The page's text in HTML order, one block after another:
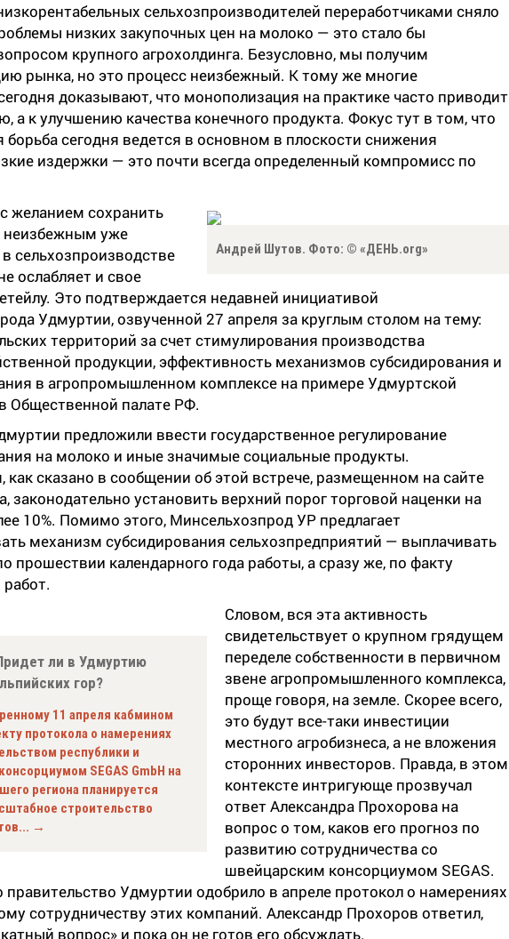
сельхозпроизводителей переработчиками сняло
низких закупочных цен на молоко — это стало бы
крупного агрохолдинга. Безусловно, мы получим
рынка, но это процесс неизбежный. К тому же многие
доказывают, что монополизация на практике часто приводит
а к улучшению качества конечного продукта. Фокус тут в том, что
борьба сегодня ведется в основном в плоскости снижения
издержки — это почти всегда определенный компромисс по
Андрей Шутов. Фото: © «ДЕНЬ.org»
желанием сохранить
неизбежным уже
сельхозпроизводстве
ослабляет и свое
Это подтверждается недавней инициативой
Удмуртии, озвученной 27 апреля за круглым столом на тему:
территорий за счет стимулирования производства
продукции, эффективность механизмов субсидирования и
в агропромышленном комплексе на примере Удмуртской
Общественной палате РФ.
предложили ввести государственное регулирование
на молоко и иные значимые социальные продукты.
как сказано в сообщении об этой встрече, размещенном на сайте
законодательно установить верхний порог торговой наценки на
10%. Помимо этого, Минсельхозпрод УР предлагает
механизм субсидирования сельхозпредприятий — выплачивать
прошествии календарного года работы, а сразу же, по факту
ли в Удмуртию
гор?
11 апреля кабмином
протокола о намерениях
республики и
SEGAS GmbH на
региона планируется
строительство
→
Словом, вся эта активность
свидетельствует о крупном грядущем
переделе собственности в первичном
звене агропромышленного комплекса,
проще говоря, на земле. Скорее всего,
это будут все-таки инвестиции
местного агробизнеса, а не вложения
сторонних инвесторов. Правда, в этом
контексте интригующе прозвучал
ответ Александра Прохорова на
вопрос о том, каков его прогноз по
развитию сотрудничества со
швейцарским консорциумом SEGAS.
Удмуртии одобрило в апреле протокол о намерениях
сотрудничеству этих компаний. Александр Прохоров ответил,
вопрос» и пока он не готов его обсуждать.